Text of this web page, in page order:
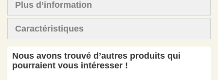
Plus d’information
Caractéristiques
Nous avons trouvé d’autres produits qui
pourraient vous intéresser !